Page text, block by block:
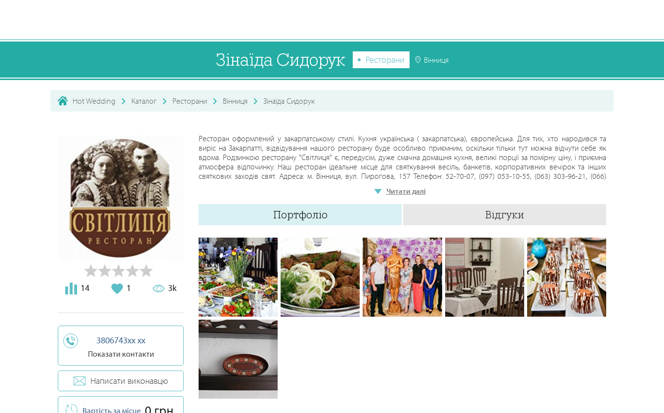
Зінаїда Сидорук Ресторани Вінниця
Hot Wedding Каталог Ресторани Вінниця Зінаїда Сидорук
14 1 3k
3806743xx xx
Показати контакти
Написати виконавцю
Вартість за місце
Ресторан оформлений у закарпатському стилі. Кухня українська ( закарпатська), європейська. Для тих, хто народився та
виріс на Закарпатті, відвідування нашого ресторану буде особливо приємним, оскільки тільки тут можна відчути себе як
вдома. Родзинкою ресторану "Світлиця" є, передусім, дуже смачна домашня кухня, великі порції за помірну ціну, і приємна
атмосфера відпочинку. Наш ресторан ідеальне місце для святкування весіль, банкетів, корпоративних вечірок та інших
святкових заходів свят. Адреса: м. Вінниця, вул. Пирогова, 157 Телефон: 52-70-07, (097) 053-10-55, (063) 303-96-21, (066)
Читати далі
Портфоліо Відгуки